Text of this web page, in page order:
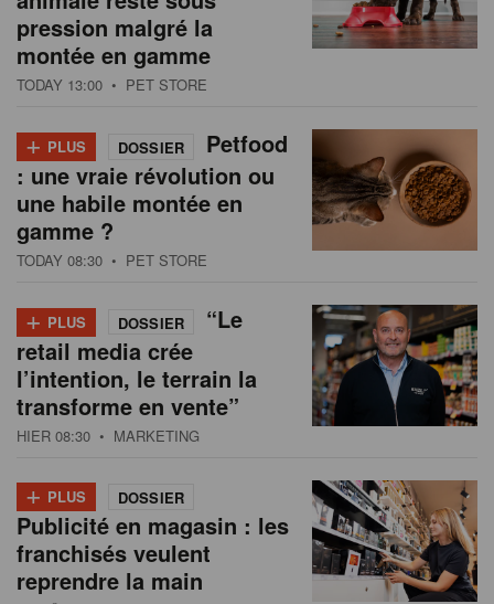
pression malgré la
montée en gamme
TODAY 13:00 • PET STORE
+ PLUS DOSSIER
Petfood
: une vraie révolution ou
une habile montée en
gamme ?
TODAY 08:30 • PET STORE
+ PLUS DOSSIER
“Le
retail media crée
l’intention, le terrain la
transforme en vente”
HIER 08:30 • MARKETING
+ PLUS DOSSIER
Publicité en magasin : les
franchisés veulent
reprendre la main